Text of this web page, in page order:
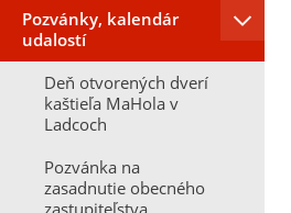
Pozvánky, kalendár
udalostí
Deň otvorených dverí
kaštieľa MaHola v
Ladcoch
Pozvánka na
zasadnutie obecného
zastupiteľstva